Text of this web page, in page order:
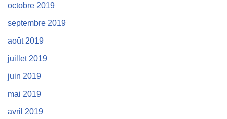
octobre 2019
septembre 2019
août 2019
juillet 2019
juin 2019
mai 2019
avril 2019